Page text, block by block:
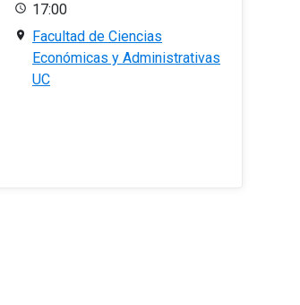
17:00
Facultad de Ciencias
Económicas y Administrativas
UC